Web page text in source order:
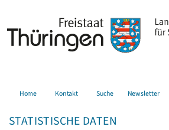
Home Kontakt Suche Newsletter
STATISTISCHE DATEN